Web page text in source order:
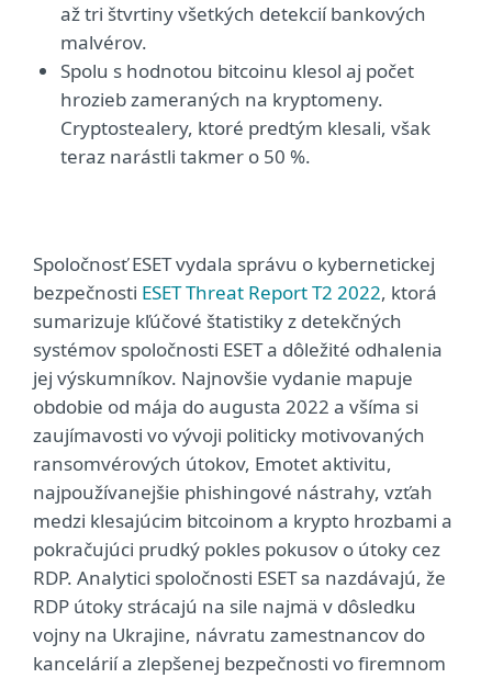
až tri štvrtiny všetkých detekcií bankových
malvérov.
Spolu s hodnotou bitcoinu klesol aj počet
hrozieb zameraných na kryptomeny.
Cryptostealery, ktoré predtým klesali, však
teraz narástli takmer o 50 %.
Spoločnosť ESET vydala správu o kybernetickej
bezpečnosti ESET Threat Report T2 2022, ktorá
sumarizuje kľúčové štatistiky z detekčných
systémov spoločnosti ESET a dôležité odhalenia
jej výskumníkov. Najnovšie vydanie mapuje
obdobie od mája do augusta 2022 a všíma si
zaujímavosti vo vývoji politicky motivovaných
ransomvérových útokov, Emotet aktivitu,
najpoužívanejšie phishingové nástrahy, vzťah
medzi klesajúcim bitcoinom a krypto hrozbami a
pokračujúci prudký pokles pokusov o útoky cez
RDP. Analytici spoločnosti ESET sa nazdávajú, že
RDP útoky strácajú na sile najmä v dôsledku
vojny na Ukrajine, návratu zamestnancov do
kancelárií a zlepšenej bezpečnosti vo firemnom